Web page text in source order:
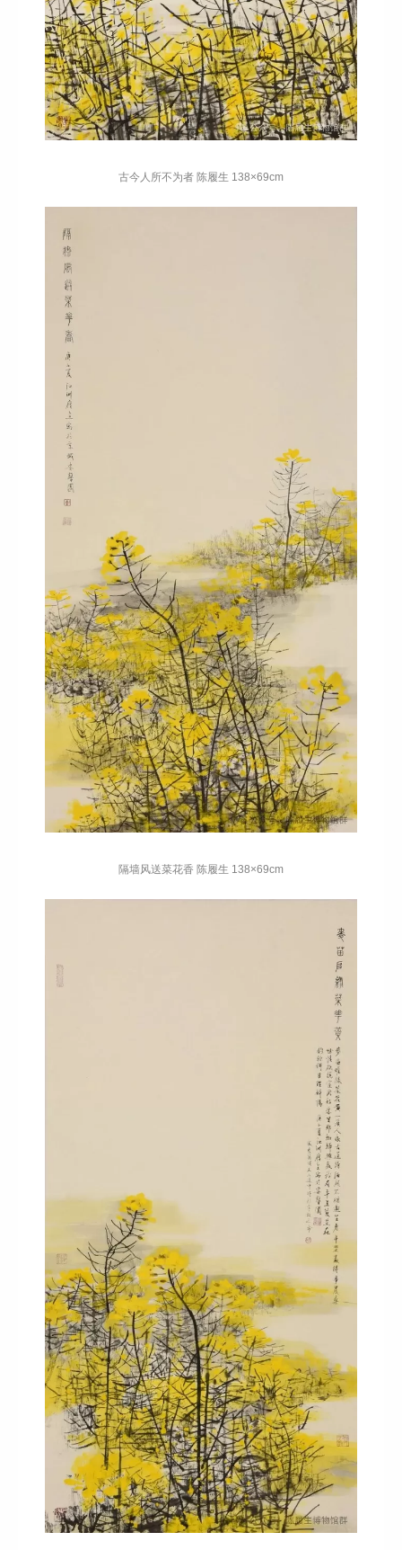
古今人所不为者 陈履生 138×69cm
隔墙风送菜花香 陈履生 138×69cm